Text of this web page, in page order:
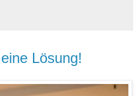
Lösung!